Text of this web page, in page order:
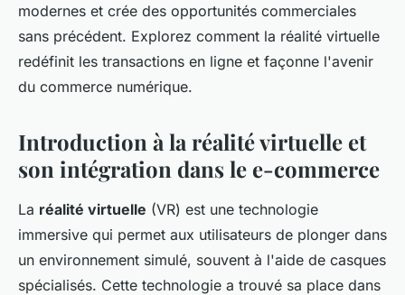
modernes et crée des opportunités commerciales
sans précédent. Explorez comment la réalité virtuelle
redéfinit les transactions en ligne et façonne l'avenir
du commerce numérique.
Introduction à la réalité virtuelle et
son intégration dans le e-commerce
La réalité virtuelle (VR) est une technologie
immersive qui permet aux utilisateurs de plonger dans
un environnement simulé, souvent à l'aide de casques
spécialisés. Cette technologie a trouvé sa place dans